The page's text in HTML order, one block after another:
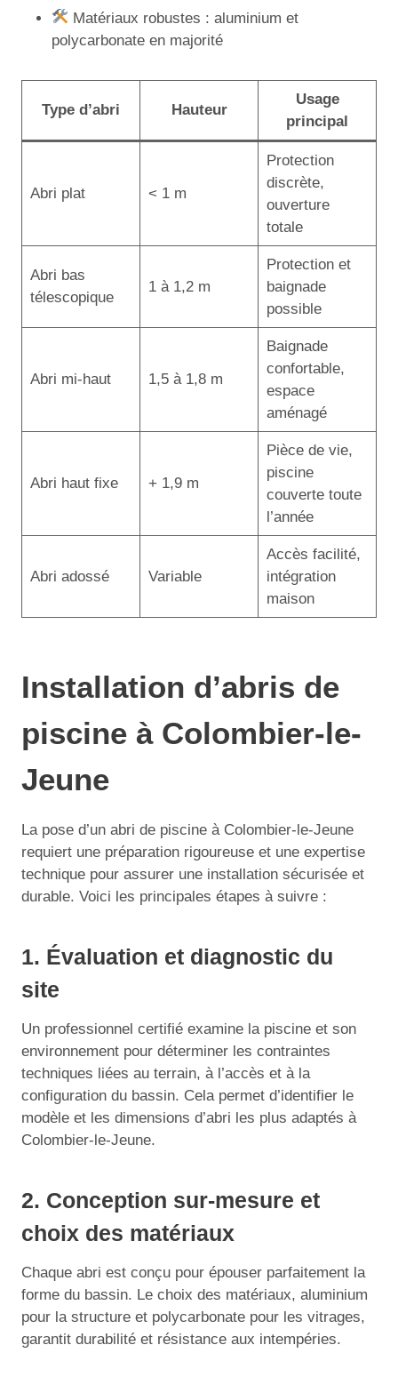
Matériaux robustes : aluminium et
polycarbonate en majorité
Type d’abri Hauteur
Usage
principal
Abri plat < 1 m
Protection
discrète,
ouverture
totale
Abri bas
télescopique
1 à 1,2 m
Protection et
baignade
possible
Abri mi-haut 1,5 à 1,8 m
Baignade
confortable,
espace
aménagé
Abri haut fixe + 1,9 m
Pièce de vie,
piscine
couverte toute
l’année
Abri adossé Variable
Accès facilité,
intégration
maison
Installation d’abris de
piscine à Colombier-le-
Jeune
La pose d’un abri de piscine à Colombier-le-Jeune
requiert une préparation rigoureuse et une expertise
technique pour assurer une installation sécurisée et
durable. Voici les principales étapes à suivre :
1. Évaluation et diagnostic du
site
Un professionnel certifié examine la piscine et son
environnement pour déterminer les contraintes
techniques liées au terrain, à l’accès et à la
configuration du bassin. Cela permet d’identifier le
modèle et les dimensions d’abri les plus adaptés à
Colombier-le-Jeune.
2. Conception sur-mesure et
choix des matériaux
Chaque abri est conçu pour épouser parfaitement la
forme du bassin. Le choix des matériaux, aluminium
pour la structure et polycarbonate pour les vitrages,
garantit durabilité et résistance aux intempéries.